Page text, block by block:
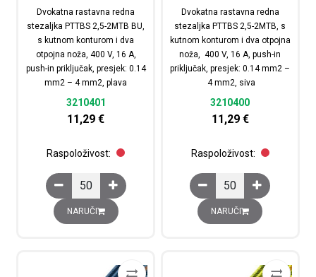
Dvokatna rastavna redna
stezaljka PTTBS 2,5-2MTB BU,
s kutnom konturom i dva
otpojna noža, 400 V, 16 A,
push-in priključak, presjek: 0.14
mm2 – 4 mm2, plava
3210401
11,29€
Raspoloživost:
Dvokatna rastavna redna stezaljka PTTBS 2,5-2MTB
NARUČI
Dvokatna rastavna redna
stezaljka PTTBS 2,5-2MTB, s
kutnom konturom i dva otpojna
noža, 400 V, 16 A, push-in
priključak, presjek: 0.14 mm2 –
4 mm2, siva
3210400
11,29 €
Raspoloživost:
Dvokatna rastavna
NARUČI